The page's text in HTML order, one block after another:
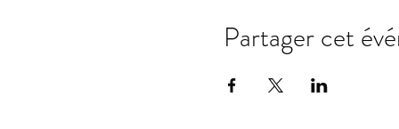
Partager cet